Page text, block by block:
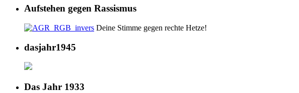
Aufstehen gegen Rassismus
Deine Stimme gegen rechte Hetze!
dasjahr1945
Das Jahr 1933